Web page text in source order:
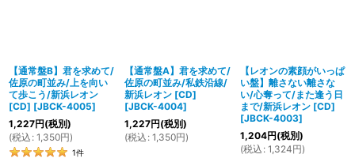
【通常盤B】君を求めて/
佐原の町並み/上を向い
て歩こう/新浜レオン
[CD] [JBCK-4005]
1,227円(税別)
(税込 : 1,350円)
1件
【通常盤A】君を求めて/
佐原の町並み/私鉄沿線/
新浜レオン [CD]
[JBCK-4004]
1,227円(税別)
(税込 : 1,350円)
【レオンの素顔がいっぱ
い盤】離さない離さな
い/心奪って/また逢う日
まで/新浜レオン [CD]
[JBCK-4003]
1,204円(税別)
(税込 : 1,324円)